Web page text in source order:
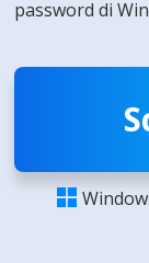
password di
